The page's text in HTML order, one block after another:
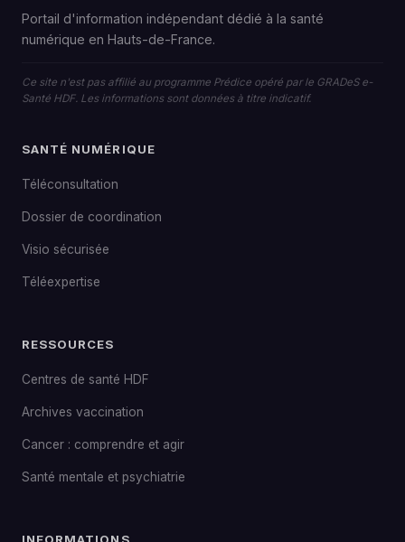
Portail d'information indépendant dédié à la santé
numérique en Hauts-de-France.
Ce site n'est pas affilié au programme Prédice opéré par le GRADeS e-
Santé HDF. Les informations sont données à titre indicatif.
SANTÉ NUMÉRIQUE
Téléconsultation
Dossier de coordination
Visio sécurisée
Téléexpertise
RESSOURCES
Centres de santé HDF
Archives vaccination
Cancer : comprendre et agir
Santé mentale et psychiatrie